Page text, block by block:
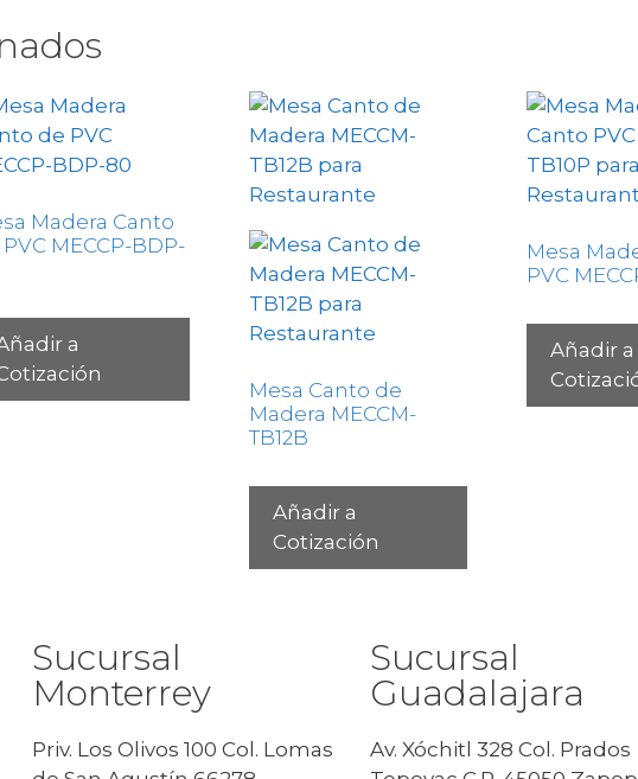
Madera Canto
MECCP-BDP-
a
Mesa Canto de
Madera MECCM-
TB12B
Añadir a
Cotización
Mesa
PVC
Añadir a
Sucursal
Monterrey
Priv. Los Olivos 100 Col. Lomas
Sucursal
Guadalajara
Av. Xóchitl 328 Col. Prados